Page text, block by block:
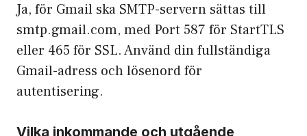
Ja, för Gmail ska SMTP-servern sättas till
smtp.gmail.com, med Port 587 för StartTLS
eller 465 för SSL. Använd din fullständiga
Gmail-adress och lösenord för
autentisering.
Vilka inkommande och utgående